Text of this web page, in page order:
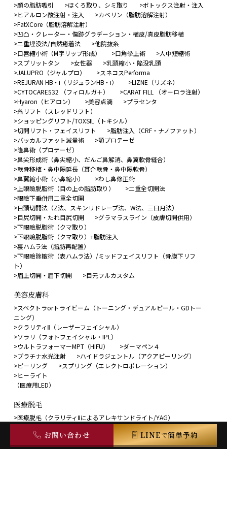
お問い合わせ LINEで簡単予約
顔の脂肪吸引 ほくろ取り、シミ取り
ボトックス注射・注入
ヒアルロン酸注射・注入
カベリン（脂肪溶解注射）
FatXCore（脂肪溶解注射）
凹凸・クレーター・傷跡グラデーション・植皮/真皮脂肪移植
二重埋没法/自然癒着法
他院抜糸
口唇縮小術（M字リップ形成）
口角挙上術
人中短縮術
スプリットタン
女性器
乳頭縮小・陥没乳頭
JALUPRO（ジャルプロ）
スネコスPerforma
REJURAN HB・i（リジュランHB・i）
LIZNE（リズネ）
CYTOCARE532 （フィロルガ＋）
CARAT FILL （オーロラ注射）
Hyaron（ヒアロン）
美容点滴
プラセンタ
糸リフト（スレッドリフト）
ショッピングリフト/TOXSIL（トキシル）
切開リフト・フェイスリフト
脂肪注入（CRF・ナノファット）
バッカルファット減量術
顎プロテーゼ
隆鼻術（プロテーゼ）
鼻尖形成術（鼻尖縮小、だんご鼻解消、鼻翼軟骨縫合）
軟骨移植・鼻中隔延長（耳介軟骨・鼻中隔軟骨）
鼻翼縮小術（小鼻縮小）
わし鼻修正術
上眼瞼脱脂術（目の上の脂肪取り）
二重全切開法
眼瞼下垂併用二重全切開
目頭切開法（Z法、スキンリドレープ法、W法、三日月法）
目尻切開・たれ目尻切開
グラマラスライン（皮膚切開併用）
下眼瞼脱脂術（クマ取り）
下眼瞼脱脂術（クマ取り）+脂肪注入
裏ハムラ法（脂肪再配置）
下眼瞼除皺術（表ハムラ法）/ミッドフェイスリフト（骨膜下リフ
ト）
眉上切開・眉下切開
目元フルカスタム
美容⽪膚科
スペクトラorトライビーム（トーニング・デュアルピール・GDトー
ニング）
クラリティⅡ（レーザーフェイシャル）
ソラリ（フォトフェイシャル・IPL）
ウルトラフォーマーMPT（HIFU）
ダーマペン４
プラチナ水光注射
ハイドラジェントル（アクアピーリング）
ピーリング
スプリング（エレクトロポレーション）
ヒーライト
（医療用LED）
医療脱毛
医療脱毛（クラリティⅡによるアレキサンドライト/YAG）
アートメイク
アートメイク